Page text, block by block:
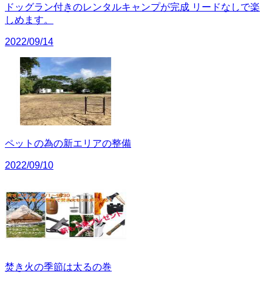
ドッグラン付きのレンタルキャンプが完成 リードなしで楽
しめます。
2022/09/14
ペットの為の新エリアの整備
2022/09/10
焚き火の季節は太るの巻